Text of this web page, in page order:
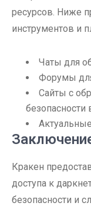
ресурсов. Ниже
инструментов и
Чаты для
Форумы
Сайты с
безопасности
Кракен
доступа к
безопасности и